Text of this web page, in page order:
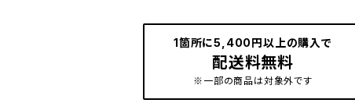
1箇所に5,400円以上の購入で
配送料無料
※一部の商品は対象外です